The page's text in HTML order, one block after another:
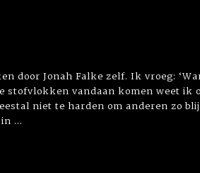
door Jonah Falke zelf. Ik vroeg:
stofvlokken vandaan komen weet ik
niet te harden om anderen zo
...